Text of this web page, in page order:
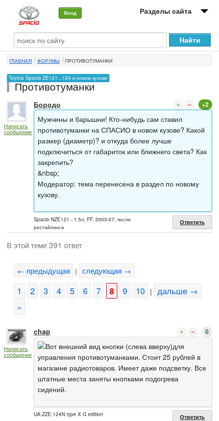
Вход Разделы сайта
О машине
Автоклуб
Форумы
Сервисы и услуги
Новости
ГЛАВНАЯ ФОРУМЫ ПРОТИВОТУМАНКИ
Toyota Spacio ZE121...124 в новом кузове
Противотуманки
Написать
сообщение
Бородо +2
Мужчины и барышни! Кто-нибудь сам ставил
противотуманки на СПАСИО в новом кузове? Какой
размер (диаметр)? и откуда более лучше
подключиться от габариток или ближнего света? Как
закрепить?
&nbsp;
Модератор: тема перенесена в раздел по новому
кузову.
Spacio NZE121 - 1.5л, FF, 2003-07, после
рестайлинга
Ответить
В этой теме 391 ответ
← предыдущая | следующая →
1 2 3 4 5 6 7 8 9 10 |
дальше →
»
Написать
сообщение
chap 0
Вот внешний вид кнопки (слева вверху)для
управления противотуманками. Стоит 25 рублей в
магазине радиотоваров. Имеет даже подсветку. Все
штатные места заняты кнопками подогрева
сидений.
UA-ZZE-124N type X G edition Ответить